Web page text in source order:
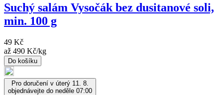
Suchý salám Vysočák bez dusitanové soli,
min. 100 g
49 Kč
až 490 Kč/kg
Do košíku
Pro doručení v úterý 11. 8.
objednávejte do neděle 07:00